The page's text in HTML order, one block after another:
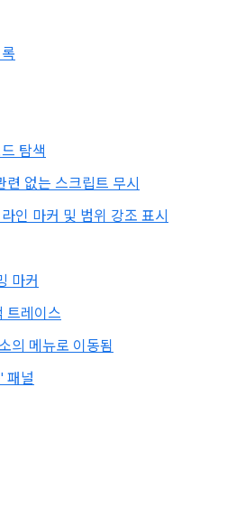
탐색
없는 스크립트 무시
인 마커 및 범위 강조 표시
마커
트레이스
의 메뉴로 이동됨
패널